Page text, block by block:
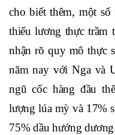
cho biết thêm, một
thiếu lương thực trầm
nhận rõ quy mô thực
năm nay với Nga và
ngũ cốc hàng đầu
lượng lúa mỳ và 17%
75% dầu hướng